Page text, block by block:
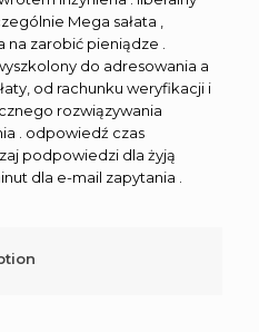
Mega sałata ,
zarobić pieniądze .
do adresowania a
od rachunku weryfikacji i
rozwiązywania
. odpowiedź czas
podpowiedzi dla żyją
dla e-mail zapytania .